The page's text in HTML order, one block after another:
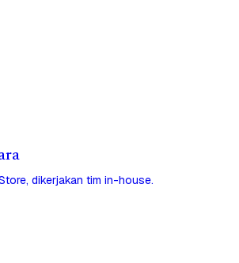
dikerjakan tim in-house.